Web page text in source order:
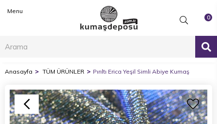
0
Menu
Anasayfa TÜM ÜRÜNLER Pırıltı Erica Yeşil Simli Abiye Kumaş